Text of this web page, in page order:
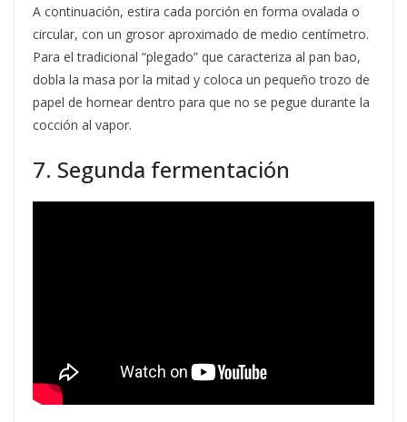
A continuación, estira cada porción en forma ovalada o
circular, con un grosor aproximado de medio centímetro.
Para el tradicional “plegado” que caracteriza al pan bao,
dobla la masa por la mitad y coloca un pequeño trozo de
papel de hornear dentro para que no se pegue durante la
cocción al vapor.
7. Segunda fermentación